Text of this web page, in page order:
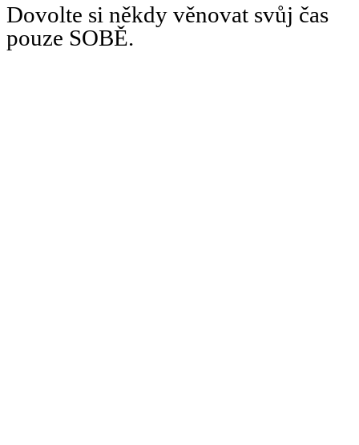
Dovolte si někdy věnovat svůj čas
pouze SOBĚ.